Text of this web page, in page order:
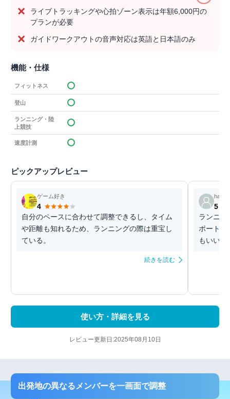
ライブトラッキングや心拍ゾーン表示は年額6,000円の
プランが必要
ガイドワークアウトの音声対応は英語と日本語のみ
機能・仕様
フィットネス
登山
ランニング・陸
上競技
速度計測
ピックアップレビュー
ゲーム好き
4
自分のペースに合わせて調整できるし、タイム
や距離も知れるため、ランニングの際は重宝し
ている。
続きを読む
5
ランニン
ポートに
もいいで
使い方・詳細を見る
レビュー更新日:2025年08月10日
出発地の異なるメンバーを一画面で調整